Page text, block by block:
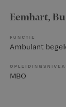
Eemhart,
FUNCTIE
Ambulant
MBO